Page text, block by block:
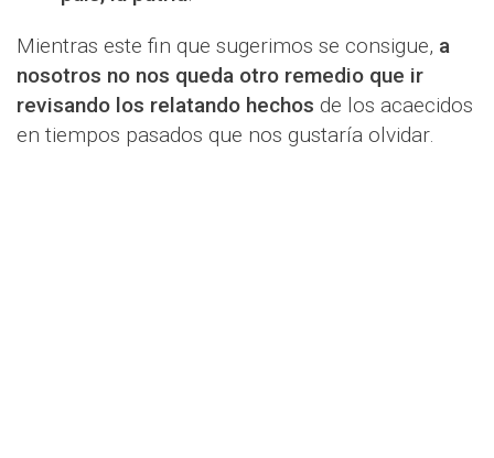
Mientras este fin que sugerimos se consigue, a
nosotros no nos queda otro remedio que ir
revisando los relatando hechos de los acaecidos
en tiempos pasados que nos gustaría olvidar.